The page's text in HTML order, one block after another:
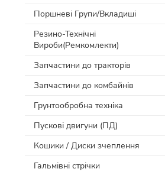
Поршневі Групи/Вкладиші
Резино-Технічні
Вироби(Ремкомлекти)
Запчастини до тракторів
Запчастини до комбайнів
Грунтообробна техніка
Пускові двигуни (ПД)
Кошики / Диски зчеплення
Гальмівні стрічки